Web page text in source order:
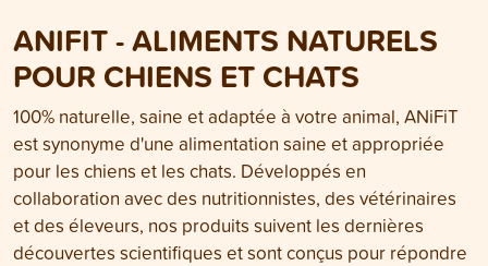
ANIFIT - ALIMENTS NATURELS
POUR CHIENS ET CHATS
100% naturelle, saine et adaptée à votre animal, ANiFiT
est synonyme d'une alimentation saine et appropriée
pour les chiens et les chats. Développés en
collaboration avec des nutritionnistes, des vétérinaires
et des éleveurs, nos produits suivent les dernières
découvertes scientifiques et sont conçus pour répondre